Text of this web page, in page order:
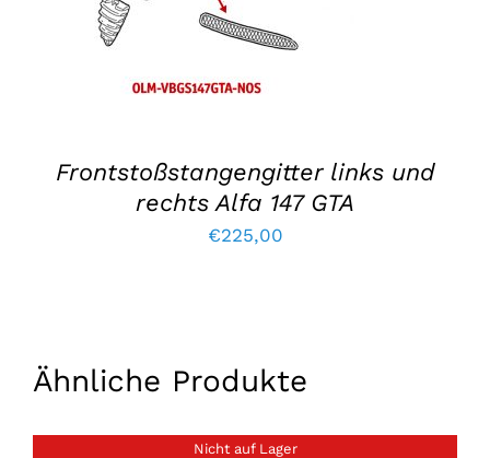
Frontstoßstangengitter links und
rechts Alfa 147 GTA
€225,00
Ähnliche Produkte
Nicht auf Lager